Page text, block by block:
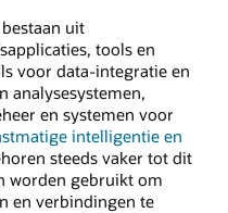
uit
tools en
voor data-integratie en
analysesystemen,
en systemen voor
intelligentie en
steeds vaker tot dit
worden gebruikt om
en verbindingen te